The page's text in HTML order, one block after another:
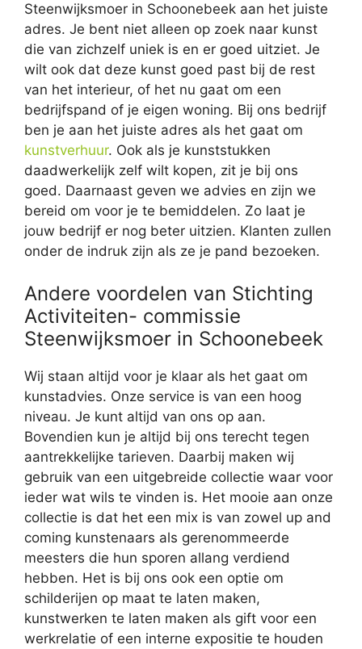
Steenwijksmoer in Schoonebeek aan het juiste
adres. Je bent niet alleen op zoek naar kunst
die van zichzelf uniek is en er goed uitziet. Je
wilt ook dat deze kunst goed past bij de rest
van het interieur, of het nu gaat om een
bedrijfspand of je eigen woning. Bij ons bedrijf
ben je aan het juiste adres als het gaat om
kunstverhuur. Ook als je kunststukken
daadwerkelijk zelf wilt kopen, zit je bij ons
goed. Daarnaast geven we advies en zijn we
bereid om voor je te bemiddelen. Zo laat je
jouw bedrijf er nog beter uitzien. Klanten zullen
onder de indruk zijn als ze je pand bezoeken.
Andere voordelen van Stichting
Activiteiten- commissie
Steenwijksmoer in Schoonebeek
Wij staan altijd voor je klaar als het gaat om
kunstadvies. Onze service is van een hoog
niveau. Je kunt altijd van ons op aan.
Bovendien kun je altijd bij ons terecht tegen
aantrekkelijke tarieven. Daarbij maken wij
gebruik van een uitgebreide collectie waar voor
ieder wat wils te vinden is. Het mooie aan onze
collectie is dat het een mix is van zowel up and
coming kunstenaars als gerenommeerde
meesters die hun sporen allang verdiend
hebben. Het is bij ons ook een optie om
schilderijen op maat te laten maken,
kunstwerken te laten maken als gift voor een
werkrelatie of een interne expositie te houden